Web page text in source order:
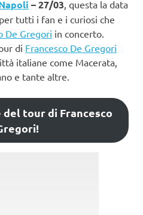
– 27/03 , questa la data
tutti i fan e i curiosi che
De Gregori in concerto.
di Francesco De Gregori
italiane come Macerata,
e tante altre.
tour di Francesco